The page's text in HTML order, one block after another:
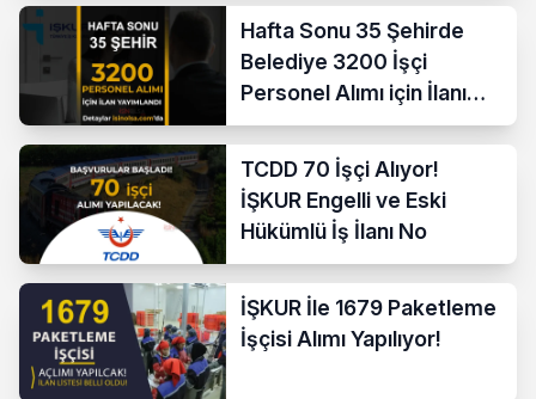
Hafta Sonu 35 Şehirde
Belediye 3200 İşçi
Personel Alımı için İlanı
Yayımladı!
TCDD 70 İşçi Alıyor!
İŞKUR Engelli ve Eski
Hükümlü İş İlanı No
İŞKUR İle 1679 Paketleme
İşçisi Alımı Yapılıyor!